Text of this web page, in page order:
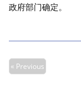
政府部门确定。
« Previous